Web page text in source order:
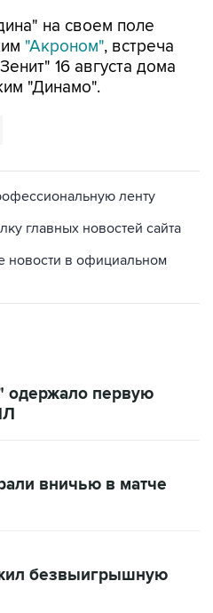
на своем поле
"Акроном", встреча
16 августа дома
"Динамо".
ленту
главных новостей сайта
новости в официальном
одержало первую
вничью в матче
безвыигрышную